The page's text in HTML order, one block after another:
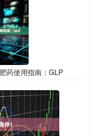
药使用指南：GLP